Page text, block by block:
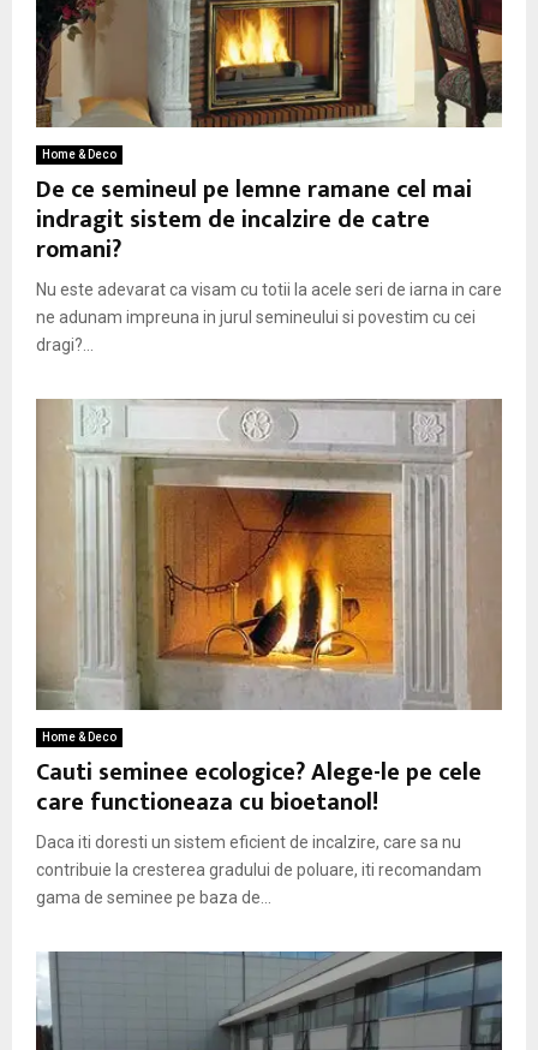
Home & Deco
De ce semineul pe lemne ramane cel mai
indragit sistem de incalzire de catre
romani?
Nu este adevarat ca visam cu totii la acele seri de iarna in care
ne adunam impreuna in jurul semineului si povestim cu cei
dragi?...
Home & Deco
Cauti seminee ecologice? Alege-le pe cele
care functioneaza cu bioetanol!
Daca iti doresti un sistem eficient de incalzire, care sa nu
contribuie la cresterea gradului de poluare, iti recomandam
gama de seminee pe baza de...